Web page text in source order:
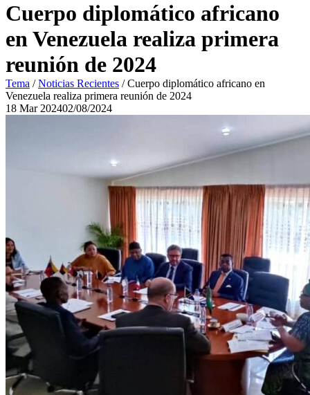
Cuerpo diplomático africano
en Venezuela realiza primera
reunión de 2024
Tema /Noticias Recientes /Cuerpo diplomático africano en
Venezuela realiza primera reunión de 2024
18 Mar 202402/08/2024